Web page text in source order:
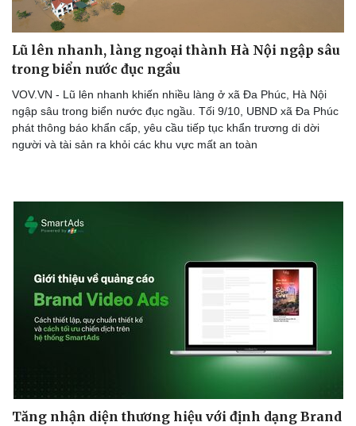
Lũ lên nhanh, làng ngoại thành Hà Nội ngập sâu
trong biển nước đục ngầu
VOV.VN - Lũ lên nhanh khiến nhiều làng ở xã Đa Phúc, Hà Nội
ngập sâu trong biển nước đục ngầu. Tối 9/10, UBND xã Đa Phúc
phát thông báo khẩn cấp, yêu cầu tiếp tục khẩn trương di dời
người và tài sản ra khỏi các khu vực mất an toàn
Tăng nhận diện thương hiệu với định dạng Brand